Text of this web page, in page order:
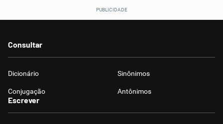
Consultar
Dicionário Sinônimos
Conjugação Antônimos
Escrever